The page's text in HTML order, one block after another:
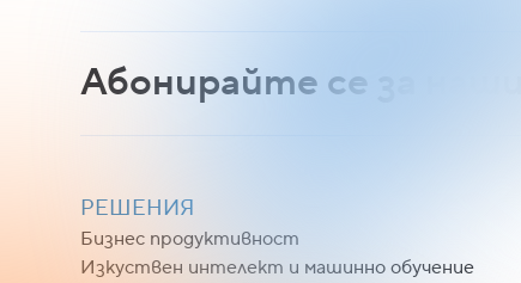
Абонирайте се за
РЕШЕНИЯ
Бизнес продуктивност
Изкуствен интелект и машинно обучение